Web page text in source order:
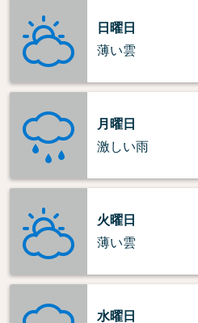
日曜日
薄い雲
月曜日
激しい雨
火曜日
薄い雲
水曜日